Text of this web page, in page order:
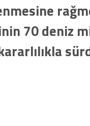
70 deniz